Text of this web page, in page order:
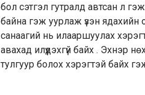
бол сэтгэл гутралд автсан л
байна гэж уурлаж үзэн
санаагий нь илааршуулах
авахад илүүдэхгүй байх . Эхнэр
тулгуур болох хэрэгтэй байх